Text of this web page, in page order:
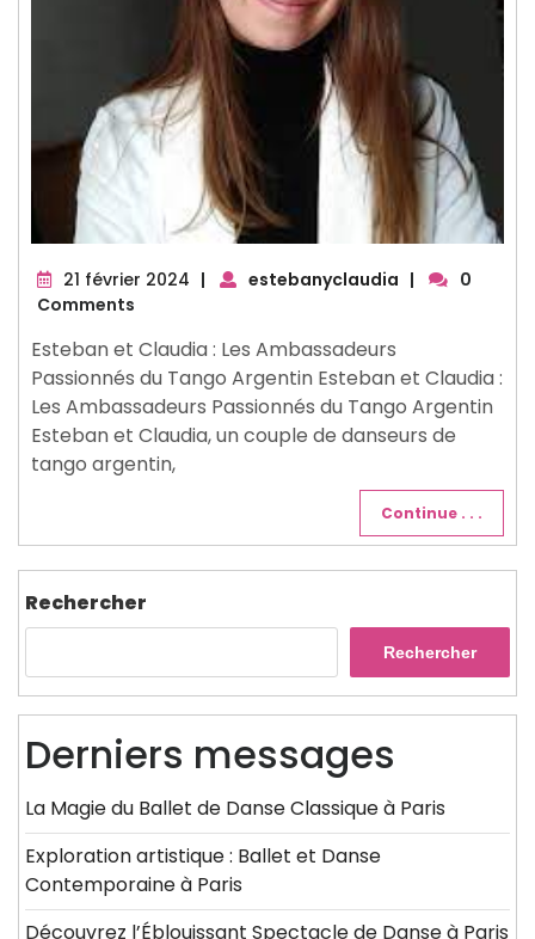
21 février 2024 21| estebanyclaudia |
0
Comments
Esteban et Claudia : Les Ambassadeurs
Passionnés du Tango Argentin Esteban et Claudia :
Les Ambassadeurs Passionnés du Tango Argentin
Esteban et Claudia, un couple de danseurs de
tango argentin,
Continue . . .
Rechercher
Rechercher
Derniers messages
La Magie du Ballet de Danse Classique à Paris
Exploration artistique : Ballet et Danse
Contemporaine à Paris
Découvrez l’Éblouissant Spectacle de Danse à Paris